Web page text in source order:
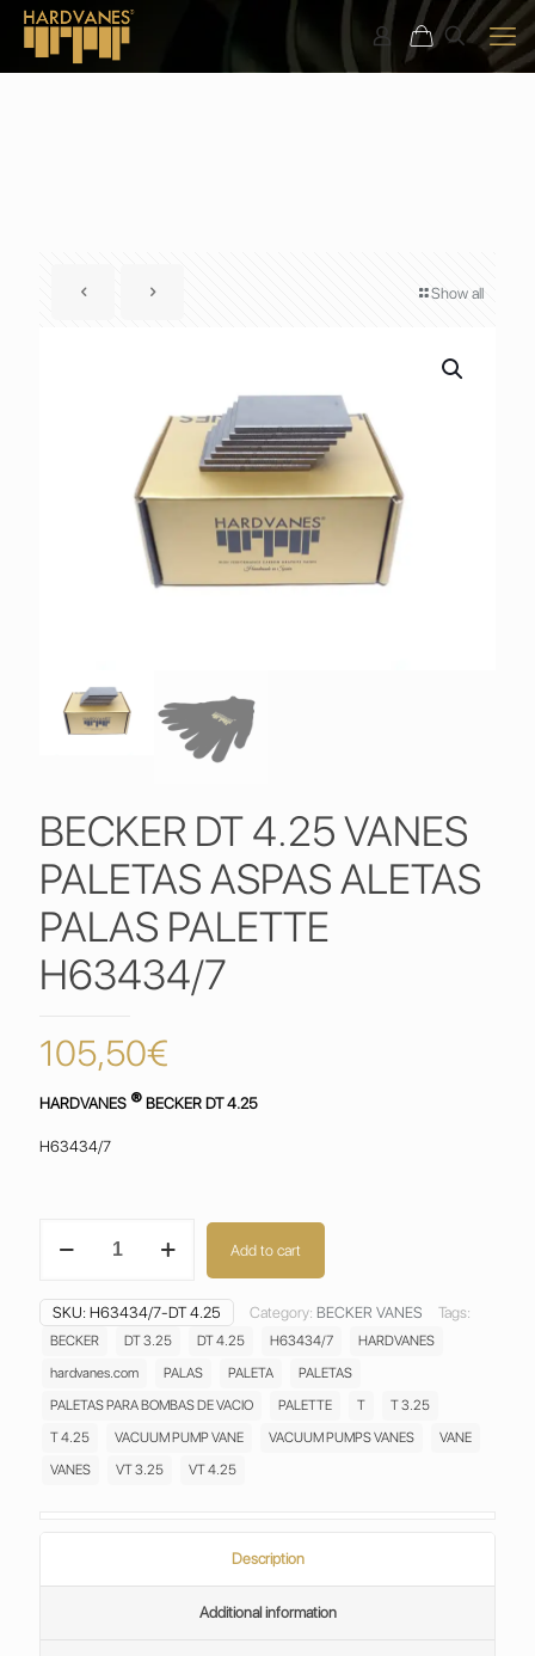
Show all
BECKER DT 4.25 VANES
PALETAS ASPAS ALETAS
PALAS PALETTE
H63434/7
105,50€
HARDVANES ® BECKER DT 4.25
H63434/7
VANES
PALETAS ASPAS
PALAS
PALETTE
H63434/7
Add to cart
SKU: H63434/7-DT 4.25 Category: BECKER VANES Tags:
BECKER DT 3.25 DT 4.25 H63434/7
HARDVANES
hardvanes.com
PALAS PALETA
PALETAS
PALETAS PARA BOMBAS DE VACIO
PALETTE T
T 3.25
T 4.25
VACUUM PUMP VANE VACUUM PUMPS VANES
VANE
VANES
VT 3.25 VT 4.25
Description
Additional information